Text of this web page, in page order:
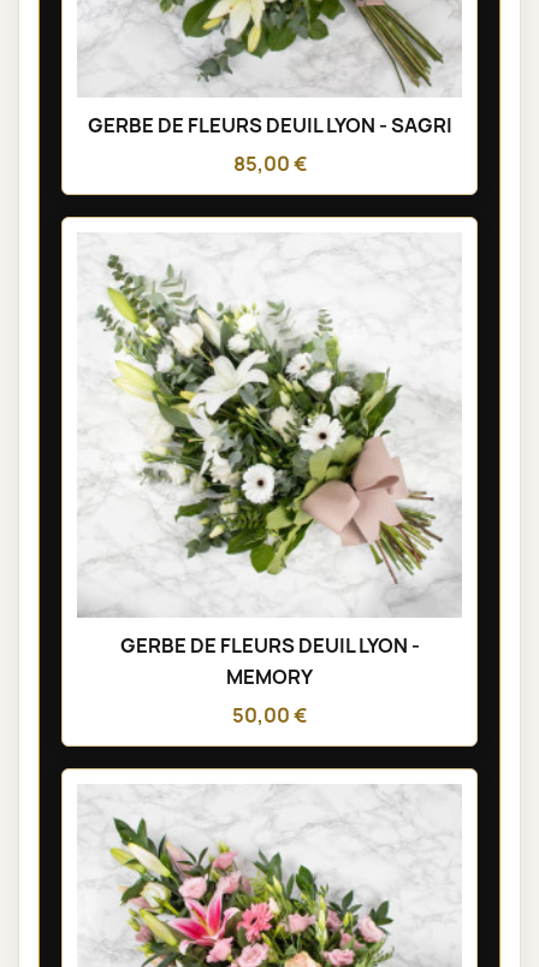
GERBE DE FLEURS DEUIL LYON - SAGRI
85,00 €
GERBE DE FLEURS DEUIL LYON -
MEMORY
50,00 €